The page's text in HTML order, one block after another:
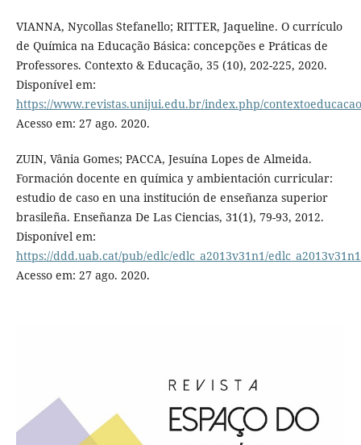
VIANNA, Nycollas Stefanello; RITTER, Jaqueline. O currículo
de Química na Educação Básica: concepções e Práticas de
Professores. Contexto & Educação, 35 (10), 202-225, 2020.
Disponível em:
https://www.revistas.unijui.edu.br/index.php/
Acesso em: 27 ago. 2020.
ZUIN, Vânia Gomes; PACCA, Jesuína Lopes de Almeida.
Formación docente en química y ambientación curricular:
estudio de caso en una institución de enseñanza superior
brasileña. Enseñanza De Las Ciencias, 31(1), 79-93, 2012.
Disponível em:
https://ddd.uab.cat/pub/edlc/edlc_a2013v31n1/
Acesso em: 27 ago. 2020.